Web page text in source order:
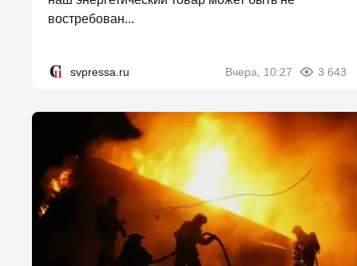
востребован...
svpressa.ru Вчера, 10:27 3 643